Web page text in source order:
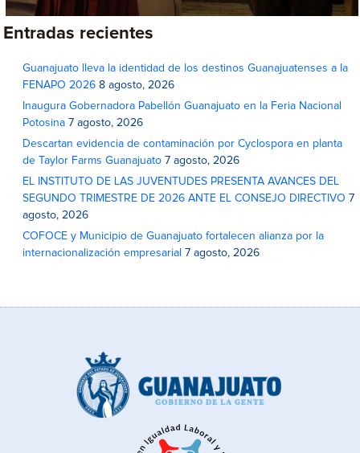
Entradas recientes
Guanajuato lleva la identidad de los destinos Guanajuatenses a la
FENAPO 2026 8 agosto, 2026
Inaugura Gobernadora Pabellón Guanajuato en la Feria Nacional
Potosina 7 agosto, 2026
Descartan evidencia de contaminación por Cyclospora en planta
de Taylor Farms Guanajuato 7 agosto, 2026
EL INSTITUTO DE LAS JUVENTUDES PRESENTA AVANCES DEL
SEGUNDO TRIMESTRE DE 2026 ANTE EL CONSEJO DIRECTIVO 7
agosto, 2026
COFOCE y Municipio de Guanajuato fortalecen alianza por la
internacionalización empresarial 7 agosto, 2026